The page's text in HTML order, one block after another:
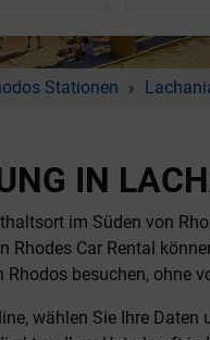
Stationen
IN
im Süden von
Rhodes Car Rental
Rhodos besuchen, ohne
wählen Sie Ihre